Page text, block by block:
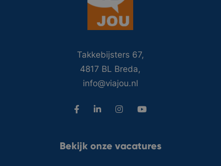
Takkebijsters 67,
4817 BL Breda,
info@viajou.nl
Bekijk onze vacatures